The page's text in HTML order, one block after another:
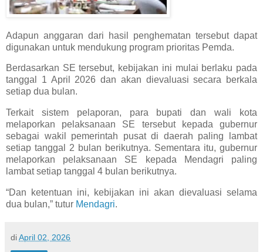
Adapun anggaran dari hasil penghematan tersebut dapat
digunakan untuk mendukung program prioritas Pemda.
Berdasarkan SE tersebut, kebijakan ini mulai berlaku pada
tanggal 1 April 2026 dan akan dievaluasi secara berkala
setiap dua bulan.
Terkait sistem pelaporan, para bupati dan wali kota
melaporkan pelaksanaan SE tersebut kepada gubernur
sebagai wakil pemerintah pusat di daerah paling lambat
setiap tanggal 2 bulan berikutnya. Sementara itu, gubernur
melaporkan pelaksanaan SE kepada Mendagri paling
lambat setiap tanggal 4 bulan berikutnya.
“Dan ketentuan ini, kebijakan ini akan dievaluasi selama
dua bulan,” tutur Mendagri.
diApril 02, 2026